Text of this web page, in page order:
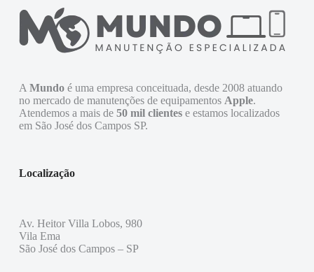
A Mundoé uma empresa conceituada, desde 2008 atuando
no mercado de manutenções de equipamentos Apple.
Atendemos a mais de 50 mil clientese estamos localizados
em São José dos Campos SP.
Localização
Av. Heitor Villa Lobos, 980
Vila Ema
São José dos Campos – SP